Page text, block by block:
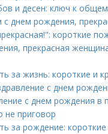
и десен: ключ к
с днем рождения,
короткие
прекрасная
за жизнь: короткие и
с днем
с днем рождения в
не приговор
за рождение: